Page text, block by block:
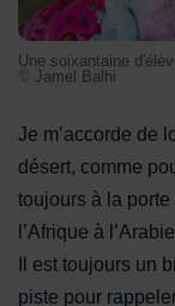
Une soixantaine
© Jamel Balhi
Je m’accorde de
désert, comme
toujours à la porte
l’Afrique à
Il est toujours un
piste pour